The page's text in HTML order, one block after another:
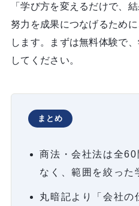
「学び方を変えるだけで、
努力を成果につなげるため
します。まずは無料体験で
してください。
まとめ
商法・会社法は全
なく、範囲を絞った
丸暗記より「会社の